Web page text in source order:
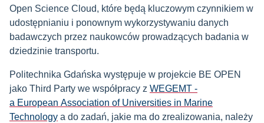
Open Science Cloud, które będą kluczowym czynnikiem w
udostępnianiu i ponownym wykorzystywaniu danych
badawczych przez naukowców prowadzących badania w
dziedzinie transportu.
Politechnika Gdańska występuje w projekcie BE OPEN
jako Third Party we współpracy z WEGEMT -
a European Association of Universities in Marine
Technology a do zadań, jakie ma do zrealizowania, należy